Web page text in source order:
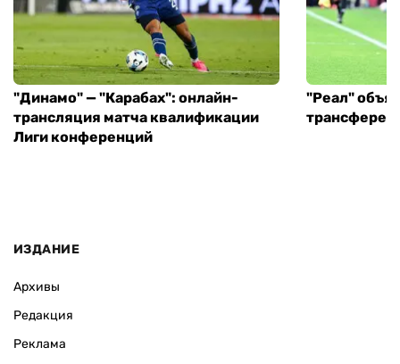
"Динамо" — "Карабах": онлайн-
трансляция матча квалификации
Лиги конференций
"Реал"
трансфере
ИЗДАНИЕ
Архивы
Редакция
Реклама